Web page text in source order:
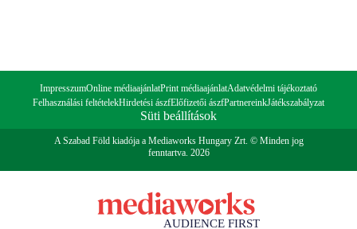
ImpresszumOnline médiaajánlatPrint médiaajánlatAdatvédelmi tájékoztató
Felhasználási feltételekHirdetési ászfElőfizetői ászfPartnereinkJátékszabályzat
Süti beállítások
A Szabad Föld kiadója a Mediaworks Hungary Zrt. © Minden jog
fenntartva. 2026